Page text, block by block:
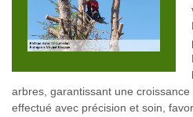
arbres, garantissant une
effectué avec précision et soin,